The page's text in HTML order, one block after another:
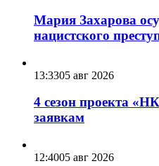
Мария Захарова
нацистского
13:3305 авг 2026
4 сезон проекта
заявкам
12:4005 авг 2026